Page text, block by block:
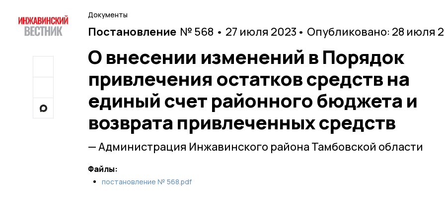
Документы
Постановление № 568 • 27 июля 2023 • Опубликовано: 28 июля
О внесении изменений в Порядок
привлечения остатков средств на
единый счет районного бюджета и
возврата привлеченных средств
— Администрация Инжавинского района Тамбовской области
Файлы:
постановление № 568.pdf